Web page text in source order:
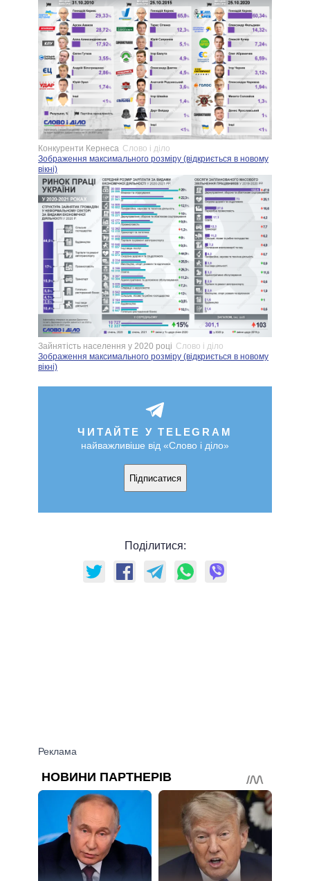
Конкуренти Кернеса Слово і діло
Зображення максимального розміру (відкриється в новому
вікні)
Зайнятість населення у 2020 році Слово і діло
Зображення максимального розміру (відкриється в новому
вікні)
ЧИТАЙТЕ У TELEGRAM
найважливіше від «Слово і діло»
Підписатися
Поділитися: